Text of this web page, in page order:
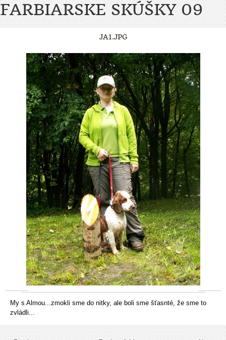
FARBIARSKE SKÚŠKY 09
JA1.JPG
My s Almou...zmokli sme do nitky, ale boli sme šťasnté, že sme to
zvládli...